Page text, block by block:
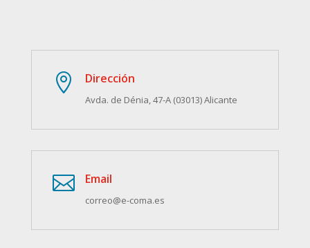
 Dirección
Avda. de Dénia, 47-A (03013) Alicante
 Email
correo@e-coma.es